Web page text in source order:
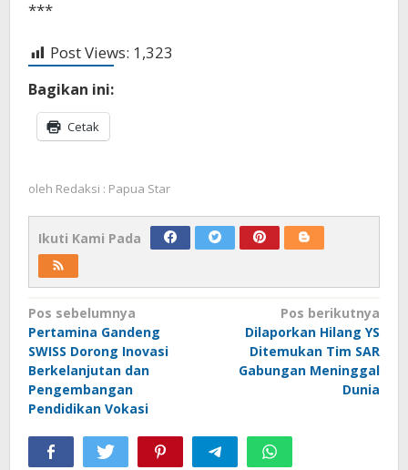
***
Post Views: 1,323
Bagikan ini:
Cetak
oleh Redaksi : Papua Star
Ikuti Kami Pada
Navigasi
pos
Pos sebelumnya
Pertamina Gandeng
SWISS Dorong Inovasi
Berkelanjutan dan
Pengembangan
Pendidikan Vokasi
Pos berikutnya
Dilaporkan Hilang YS
Ditemukan Tim SAR
Gabungan Meninggal
Dunia